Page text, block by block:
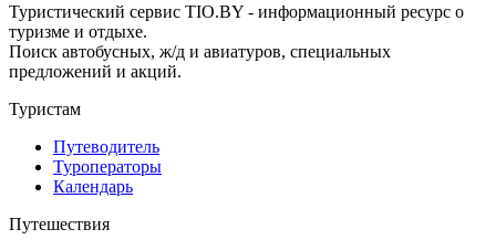
Туристический сервис TIO.BY - информационный ресурс о
туризме и отдыхе.
Поиск автобусных, ж/д и авиатуров, специальных
предложений и акций.
Туристам
Путеводитель
Туроператоры
Календарь
Путешествия